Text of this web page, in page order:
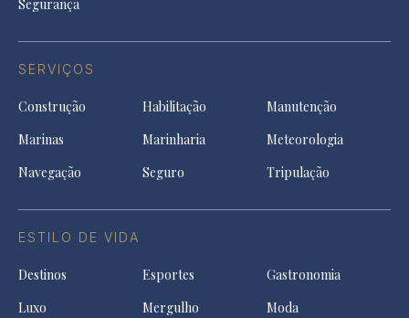
Segurança
SERVIÇOS
Construção Habilitação
Manutenção
Marinas
Marinharia
Meteorologia
Navegação
Seguro Tripulação
ESTILO DE VIDA
Destinos Esportes
Gastronomia
Luxo
Mergulho
Moda